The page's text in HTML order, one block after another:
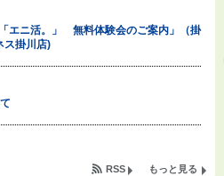
エニ活。」 無料体験会のご案内」（掛
ス掛川店)
館、大須賀中央公民館）講座のお知らせ
もっと見る
RSS